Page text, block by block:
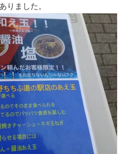
りました。